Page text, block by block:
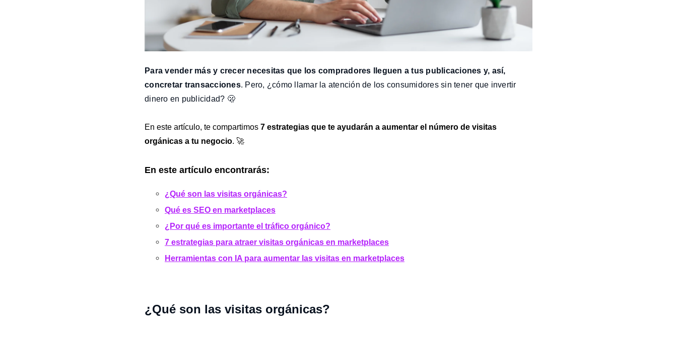
Para vender más y crecer necesitas que los compradores lleguen a tus publicaciones y, así,
concretar transacciones. Pero, ¿cómo llamar la atención de los consumidores sin tener que invertir
dinero en publicidad? 🫢
En este artículo, te compartimos 7 estrategias que te ayudarán a aumentar el número de visitas
orgánicas a tu negocio. 🚀
En este artículo encontrarás:
¿Qué son las visitas orgánicas?
Qué es SEO en marketplaces
¿Por qué es importante el tráfico orgánico?
7 estrategias para atraer visitas orgánicas en marketplaces
Herramientas con IA para aumentar las visitas en marketplaces
¿Qué son las visitas orgánicas?